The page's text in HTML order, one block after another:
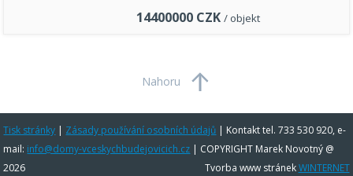
14400000 CZK / objekt
Nahoru
Tisk stránky | Zásady používání osobních údajů | Kontakt tel. 733 530 920, e-
mail: info@domy-vceskychbudejovicich.cz | COPYRIGHT Marek Novotný @
2026
Tvorba www stránekWINTERNET